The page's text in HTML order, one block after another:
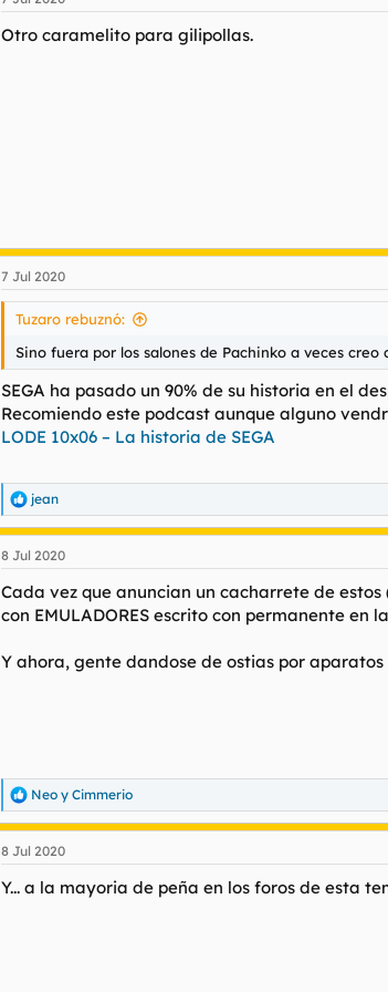
Golden Axe: The Revenge of Death Adder
Columns II
i
Otro caramelito para gilipollas.
7 Jul 2020
Tuzaro rebuznó:
Sino fuera por los salones de Pachinko a veces
SEGA ha pasado un 90% de su historia en el
Recomiendo este podcast aunque alguno
LODE 10x06 – La historia de SEGA
R
e
a
c
i
o
s
jean
8 Jul 2020
Cada vez que anuncian un cacharrete de
con EMULADORES escrito con permanente en
Y ahora, gente dandose de ostias por
R
e
c
i
Neo y Cimmerio
8 Jul 2020
Y... a la mayoria de peña en los foros de esta